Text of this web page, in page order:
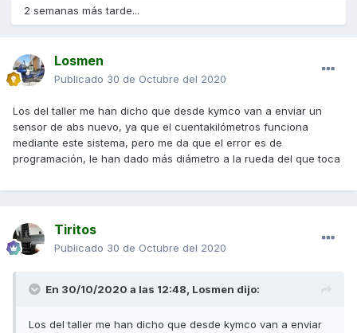
2 semanas más tarde...
Losmen
Publicado 30 de Octubre del 2020
Los del taller me han dicho que desde kymco van a enviar un
sensor de abs nuevo, ya que el cuentakilómetros funciona
mediante este sistema, pero me da que el error es de
programación, le han dado más diámetro a la rueda del que toca
Tiritos
Publicado 30 de Octubre del 2020
En 30/10/2020 a las 12:48, Losmen dijo:
Los del taller me han dicho que desde kymco van a enviar